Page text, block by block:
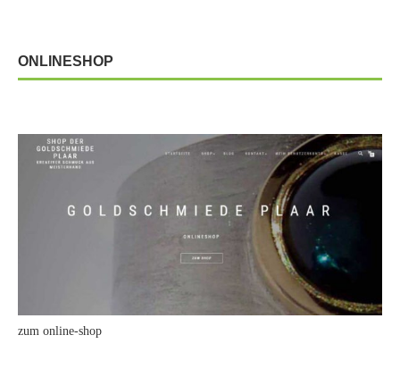
ONLINESHOP
zum online-shop